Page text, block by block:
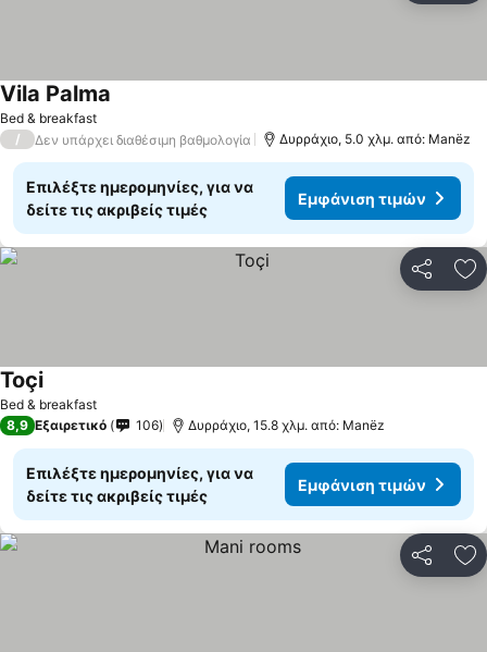
Bed & breakfast
Vila Palma
/ Δεν υπάρχει διαθέσιμη βαθμολογία Δυρράχιο, 5.0 χλμ. από: Manëz
Επιλέξτε ημερομηνίες, για να
δείτε τις ακριβείς τιμές
Εμφάνιση τιμών
Bed & breakfast
ToçiΕμφάνιση τιμών
8,9 Εξαιρετικό 106 Δυρράχιο, 15.8 χλμ. από: Manëz
Επιλέξτε ημερομηνίες, για να
δείτε τις ακριβείς τιμές
Εμφάνιση τιμών